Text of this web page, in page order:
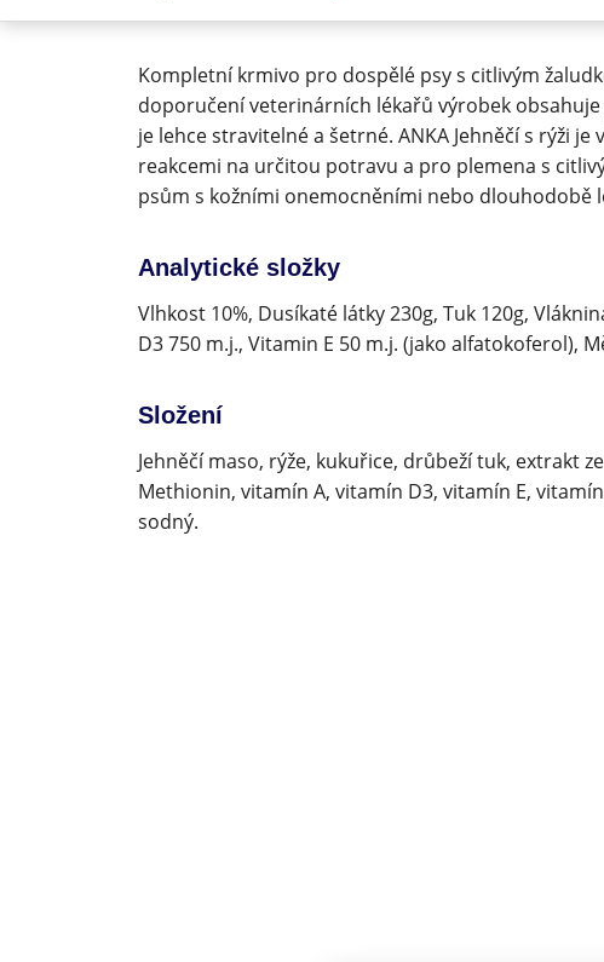
Kompletní krmivo pro dospělé psy s citlivým
doporučení veterinárních lékařů výrobek
je lehce stravitelné a šetrné. ANKA Jehněčí s rýži
reakcemi na určitou potravu a pro plemena s
psům s kožními onemocněními nebo dlouhodobě
Analytické složky
Vlhkost 10%, Dusíkaté látky 230g, Tuk 120g,
D3 750 m.j., Vitamin E 50 m.j. (jako alfatokoferol),
Složení
Jehněčí maso, rýže, kukuřice, drůbeží tuk, extrakt
Methionin, vitamín A, vitamín D3, vitamín E,
sodný.